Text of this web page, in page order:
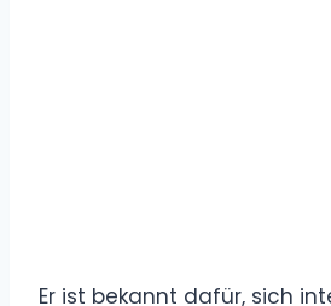
Er ist bekannt dafür, sich